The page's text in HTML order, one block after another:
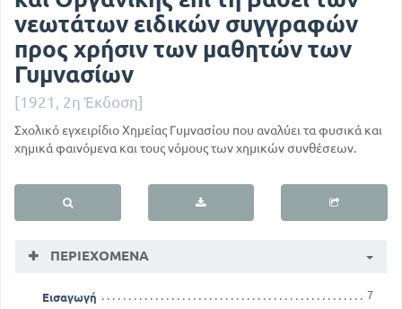
νεωτάτων ειδικών συγγραφών
προς χρήσιν των μαθητών των
Γυμνασίων
[1921, 2η Έκδοση]
Σχολικό εγχειρίδιο Χημείας Γυμνασίου που αναλύει τα φυσικά και
χημικά φαινόμενα και τους νόμους των χημικών συνθέσεων.
ΠΕΡΙΕΧΌΜΕΝΑ
Εισαγωγή
7